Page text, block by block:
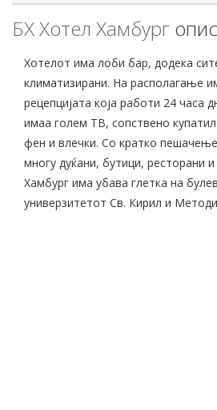
БХ Хотел Хамбург опис
Хотелот има лоби бар, додека
климатизирани. На располагање
рецепцијата која работи 24 часа
имаа голем ТВ, сопствено
фен и влечки. Со кратко
многу дуќани, бутици, ресторани
Хамбург има убава глетка на
универзитетот Св. Кирил и